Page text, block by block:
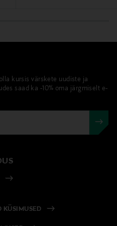
kursis värskete uudiste ja
saad ka -10% oma järgmiselt e-
KÜSIMUSED